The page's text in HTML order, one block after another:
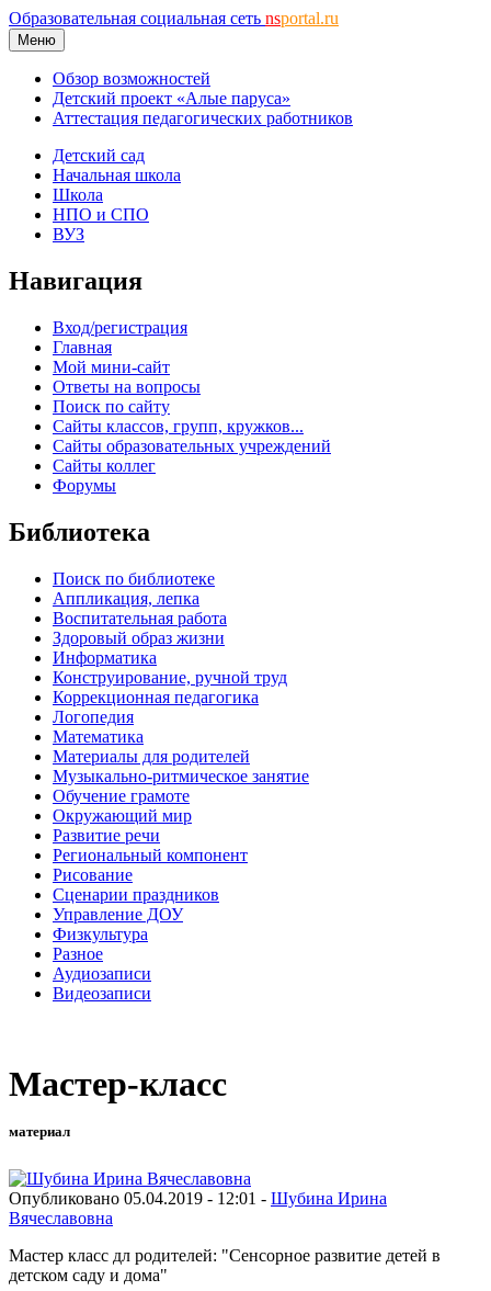
Образовательная социальная сеть nsportal.ru
Меню
Обзор возможностей
Детский проект «Алые паруса»
Аттестация педагогических работников
Детский сад
Начальная школа
Школа
НПО и СПО
ВУЗ
Навигация
Вход/регистрация
Главная
Мой мини-сайт
Ответы на вопросы
Поиск по сайту
Сайты классов, групп, кружков...
Сайты образовательных учреждений
Сайты коллег
Форумы
Библиотека
Поиск по библиотеке
Аппликация, лепка
Воспитательная работа
Здоровый образ жизни
Информатика
Конструирование, ручной труд
Коррекционная педагогика
Логопедия
Математика
Материалы для родителей
Музыкально-ритмическое занятие
Обучение грамоте
Окружающий мир
Развитие речи
Региональный компонент
Рисование
Сценарии праздников
Управление ДОУ
Физкультура
Разное
Аудиозаписи
Видеозаписи
Мастер-класс
материал
Опубликовано 05.04.2019 - 12:01 - Шубина Ирина
Вячеславовна
Мастер класс дл родителей: "Сенсорное развитие детей в
детском саду и дома"